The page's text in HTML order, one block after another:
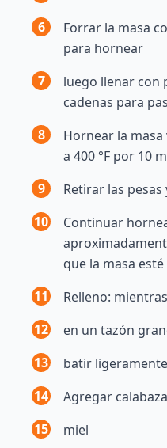
6
Forrar la masa
para hornear
7
luego llenar con
cadenas para
8
Hornear la masa
a 400 °F por 10
9
Retirar las
10
Continuar
que la masa
11
Relleno:
12
en un tazón
13
batir
14
Agregar calabaza
15
miel